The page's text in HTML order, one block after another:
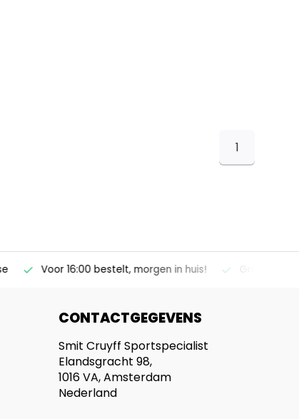
1
Voor 16:00 bestelt, morgen in huis! Gratis
CONTACTGEGEVENS
Smit Cruyff Sportspecialist
Elandsgracht 98,
1016 VA, Amsterdam
Nederland